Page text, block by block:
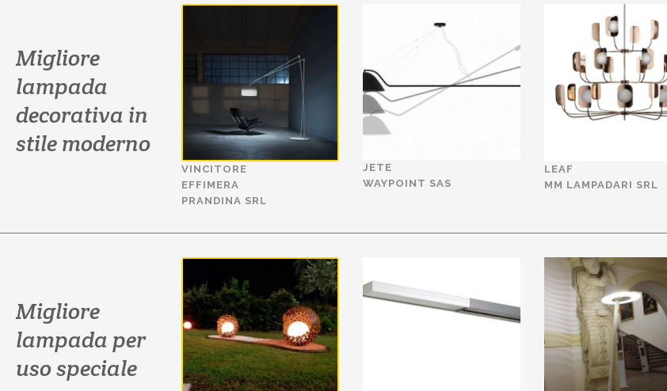
Migliore
lampada
decorativa in
stile moderno
VINCITORE
EFFIMERA
PRANDINA SRL
JETE
WAYPOINT SAS
LEAF
MM LAMPADARI SRL
Migliore
lampada per
uso speciale